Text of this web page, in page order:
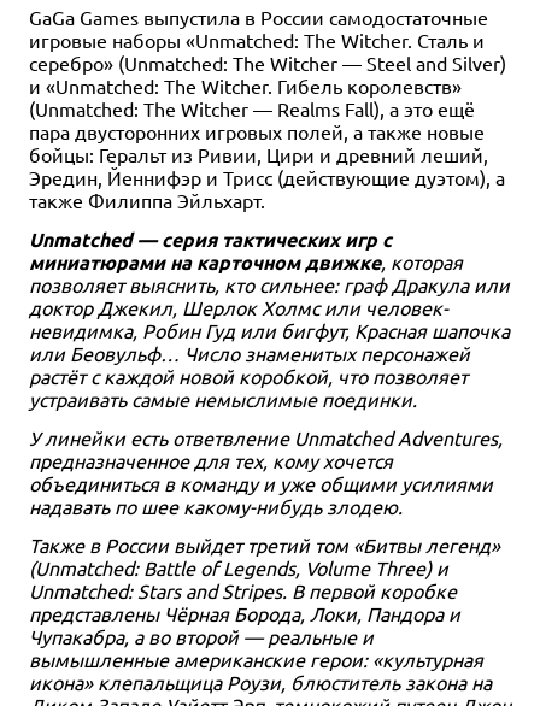
GaGa Games выпустила в России самодостаточные
игровые наборы «Unmatched: The Witcher. Сталь и
серебро» (Unmatched: The Witcher — Steel and Silver)
и «Unmatched: The Witcher. Гибель королевств»
(Unmatched: The Witcher — Realms Fall), а это ещё
пара двусторонних игровых полей, а также новые
бойцы: Геральт из Ривии, Цири и древний леший,
Эредин, Йеннифэр и Трисс (действующие дуэтом), а
также Филиппа Эйльхарт.
Unmatched — серия тактических игр с
миниатюрами на карточном движке, которая
позволяет выяснить, кто сильнее: граф Дракула или
доктор Джекил, Шерлок Холмс или человек-
невидимка, Робин Гуд или бигфут, Красная шапочка
или Беовульф… Число знаменитых персонажей
растёт с каждой новой коробкой, что позволяет
устраивать самые немыслимые поединки.
У линейки есть ответвление Unmatched Adventures,
предназначенное для тех, кому хочется
объединиться в команду и уже общими усилиями
надавать по шее какому-нибудь злодею.
Также в России выйдет третий том «Битвы легенд»
(Unmatched: Battle of Legends, Volume Three) и
Unmatched: Stars and Stripes. В первой коробке
представлены Чёрная Борода, Локи, Пандора и
Чупакабра, а во второй — реальные и
вымышленные американские герои: «культурная
икона» клепальщица Роузи, блюститель закона на